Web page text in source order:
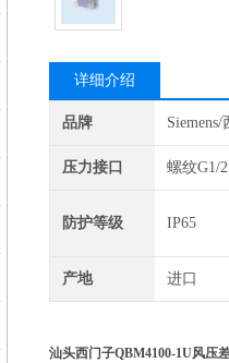
详细介绍
品牌
压力接口 螺纹G1/
防护等级 IP65
产地 进口
汕头西门子QBM4100-1U风压